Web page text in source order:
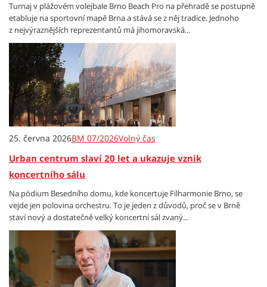
Turnaj v plážovém volejbale Brno Beach Pro na přehradě se postupně
etabluje na sportovní mapě Brna a stává se z něj tradice. Jednoho
z nejvýraznějších reprezentantů má jihomoravská...
25. června 2026BM 07/2026Volný čas
Urban centrum slaví 20 let a ukazuje vznik
koncertního sálu
Na pódium Besedního domu, kde koncertuje Filharmonie Brno, se
vejde jen polovina orchestru. To je jeden z důvodů, proč se v Brně
staví nový a dostatečně velký koncertní sál zvaný...